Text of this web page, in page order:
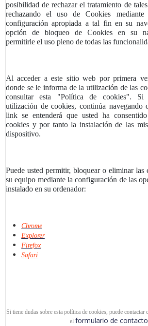
posibilidad de rechazar el tratamiento de
rechazando el uso de Cookies
configuración apropiada a tal fin en su
opción de bloqueo de Cookies en su
permitirle el uso pleno de todas las
Al acceder a este sitio web por primera
donde se le informa de la utilización de las
consultar esta "Política de cookies". Si
utilización de cookies, continúa navegando
link se entenderá que usted ha
cookies y por tanto la instalación de las
dispositivo.
Puede usted permitir, bloquear o eliminar las
su equipo mediante la configuración de las
instalado en su ordenador:
Chrome
Explorer
Firefox
Safari
Si tiene dudas sobre esta política de cookies, puede
el formulario de contacto